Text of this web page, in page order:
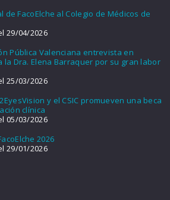
de FacoElche al Colegio de Médicos de
29/04/2026
Pública Valenciana entrevista en
la Dra. Elena Barraquer por su gran labor
25/03/2026
y el CSIC promueven una beca
clínica
05/03/2026
2026
29/01/2026